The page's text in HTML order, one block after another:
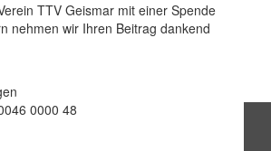
TTV Geismar mit einer Spende
nehmen wir Ihren Beitrag dankend
0000 48